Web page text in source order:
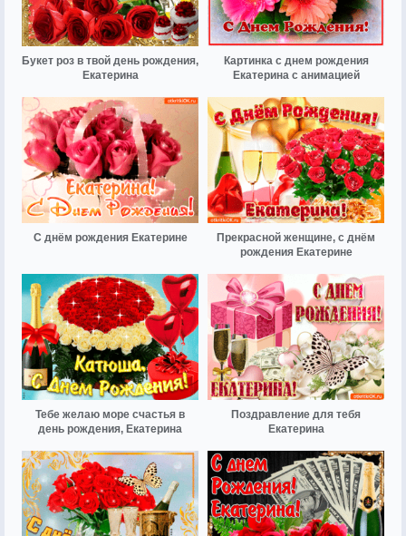
Букет роз в твой день рождения,
Екатерина
Картинка с днем рождения
Екатерина с анимацией
С днём рождения Екатерине
Прекрасной женщине, с днём
рождения Екатерине
Тебе желаю море счастья в
день рождения, Екатерина
Поздравление для тебя
Екатерина